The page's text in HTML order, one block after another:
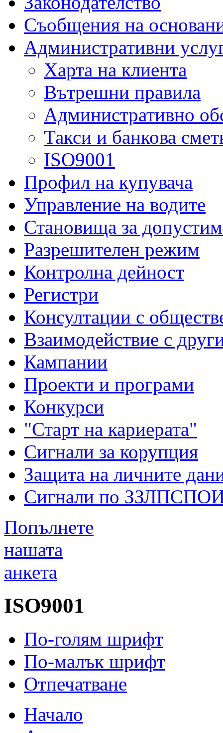
Съобщения на
Административни
Харта на клиента
Вътрешни правила
Административно
Такси и банкова
ISO9001
Профил на купувача
Управление на водите
Становища за
Разрешителен режим
Контролна дейност
Регистри
Консултации с
Взаимодействие с
Кампании
Проекти и програми
Конкурси
"Старт на кариерата"
Сигнали за корупция
Защита на личните
Сигнали по
Попълнете
нашата
анкета
ISO9001
По-голям шрифт
По-малък шрифт
Отпечатване
Начало